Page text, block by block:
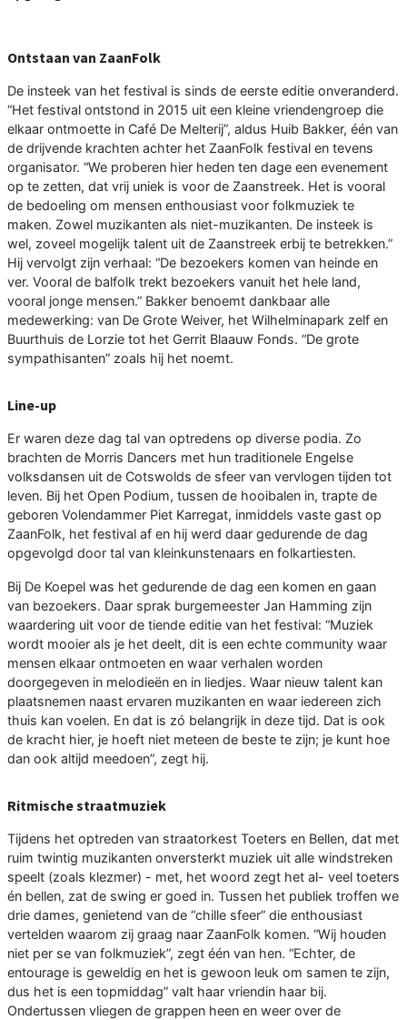
Ontstaan van ZaanFolk
De insteek van het festival is sinds de eerste editie onveranderd.
“Het festival ontstond in 2015 uit een kleine vriendengroep die
elkaar ontmoette in Café De Melterij”, aldus Huib Bakker, één van
de drijvende krachten achter het ZaanFolk festival en tevens
organisator. “We proberen hier heden ten dage een evenement
op te zetten, dat vrij uniek is voor de Zaanstreek. Het is vooral
de bedoeling om mensen enthousiast voor folkmuziek te
maken. Zowel muzikanten als niet-muzikanten. De insteek is
wel, zoveel mogelijk talent uit de Zaanstreek erbij te betrekken.”
Hij vervolgt zijn verhaal: “De bezoekers komen van heinde en
ver. Vooral de balfolk trekt bezoekers vanuit het hele land,
vooral jonge mensen.” Bakker benoemt dankbaar alle
medewerking: van De Grote Weiver, het Wilhelminapark zelf en
Buurthuis de Lorzie tot het Gerrit Blaauw Fonds. “De grote
sympathisanten” zoals hij het noemt.
Line-up
Er waren deze dag tal van optredens op diverse podia. Zo
brachten de Morris Dancers met hun traditionele Engelse
volksdansen uit de Cotswolds de sfeer van vervlogen tijden tot
leven. Bij het Open Podium, tussen de hooibalen in, trapte de
geboren Volendammer Piet Karregat, inmiddels vaste gast op
ZaanFolk, het festival af en hij werd daar gedurende de dag
opgevolgd door tal van kleinkunstenaars en folkartiesten.
Bij De Koepel was het gedurende de dag een komen en gaan
van bezoekers. Daar sprak burgemeester Jan Hamming zijn
waardering uit voor de tiende editie van het festival: “Muziek
wordt mooier als je het deelt, dit is een echte community waar
mensen elkaar ontmoeten en waar verhalen worden
doorgegeven in melodieën en in liedjes. Waar nieuw talent kan
plaatsnemen naast ervaren muzikanten en waar iedereen zich
thuis kan voelen. En dat is zó belangrijk in deze tijd. Dat is ook
de kracht hier, je hoeft niet meteen de beste te zijn; je kunt hoe
dan ook altijd meedoen”, zegt hij.
Ritmische straatmuziek
Tijdens het optreden van straatorkest Toeters en Bellen, dat met
ruim twintig muzikanten onversterkt muziek uit alle windstreken
speelt (zoals klezmer) - met, het woord zegt het al- veel toeters
én bellen, zat de swing er goed in. Tussen het publiek troffen we
drie dames, genietend van de “chille sfeer” die enthousiast
vertelden waarom zij graag naar ZaanFolk komen. “Wij houden
niet per se van folkmuziek”, zegt één van hen. “Echter, de
entourage is geweldig en het is gewoon leuk om samen te zijn,
dus het is een topmiddag” valt haar vriendin haar bij.
Ondertussen vliegen de grappen heen en weer over de